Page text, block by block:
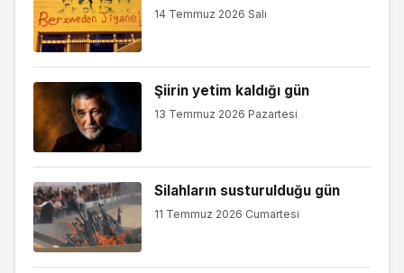
14 Temmuz 2026 Salı
Şiirin yetim kaldığı gün
13 Temmuz 2026 Pazartesi
Silahların susturulduğu gün
11 Temmuz 2026 Cumartesi